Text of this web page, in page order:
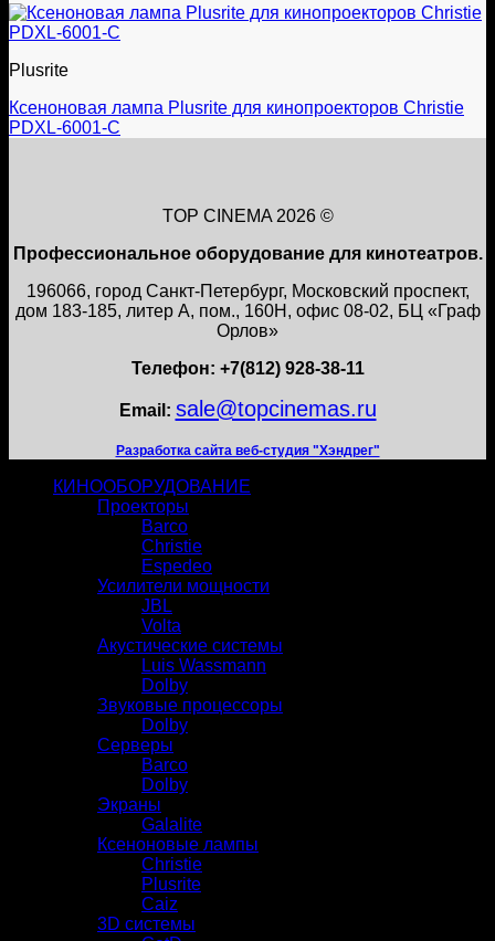
Plusrite
Ксеноновая лампа Plusrite для кинопроекторов Christie
PDXL-6001-C
TOP CINEMA 2026 ©
Профессиональное оборудование для кинотеатров.
196066, город Санкт-Петербург, Московский проспект,
дом 183-185, литер А, пом., 160Н, офис 08-02, БЦ «Граф
Орлов»
Телефон: +7(812) 928-38-11
Email: sale@topcinemas.ru
Разработка сайта веб-студия "Хэндрег"
КИНООБОРУДОВАНИЕ
Проекторы
Barco
Christie
Espedeo
Усилители мощности
JBL
Volta
Акустические системы
Luis Wassmann
Dolby
Звуковые процессоры
Dolby
Серверы
Barco
Dolby
Экраны
Galalite
Ксеноновые лампы
Christie
Plusrite
Caiz
3D системы